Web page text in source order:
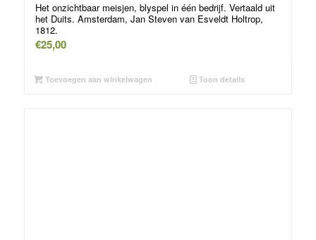
Het onzichtbaar meisjen, blyspel in één bedrijf. Vertaald uit
het Duits. Amsterdam, Jan Steven van Esveldt Holtrop,
1812.
€25,00
Toevoegen aan winkelwagen Toon details